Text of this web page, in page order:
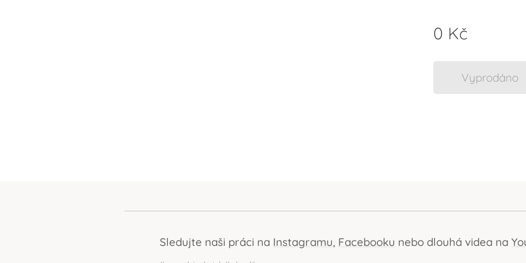
0 Kč
Vyprodáno
Sledujte naši práci na Instagramu, Facebooku nebo dlouhá videa na